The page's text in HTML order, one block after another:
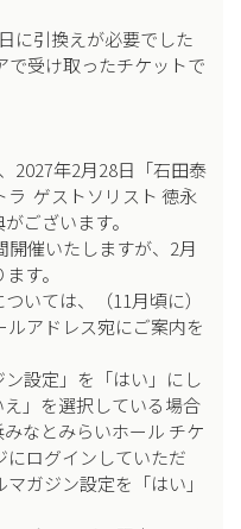
に引換えが必要でした
で受け取ったチケットで
2027年2月28日「石田泰
ラ ゲストソリスト 徳永
ございます。
催いたしますが、2月
す。
いては、（11月頃に）
アドレス宛にご案内を
設定」を「はい」にし
」を選択している場合
なとみらいホール チケ
にログインしていただ
ガジン設定を「はい」